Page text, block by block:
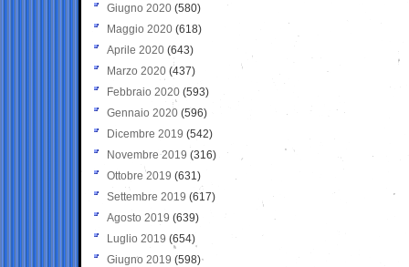
Giugno 2020 (580)
Maggio 2020 (618)
Aprile 2020 (643)
Marzo 2020 (437)
Febbraio 2020 (593)
Gennaio 2020 (596)
Dicembre 2019 (542)
Novembre 2019 (316)
Ottobre 2019 (631)
Settembre 2019 (617)
Agosto 2019 (639)
Luglio 2019 (654)
Giugno 2019 (598)